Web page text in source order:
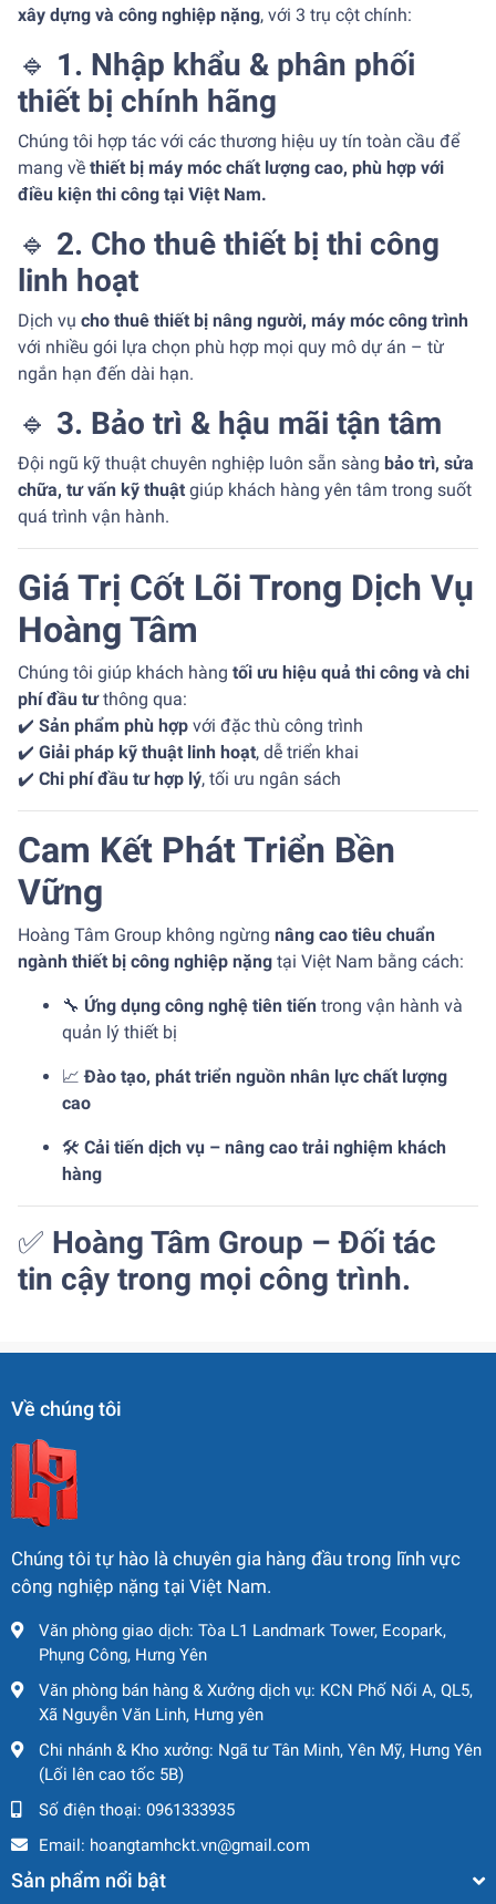
xây dựng và công nghiệp nặng, với 3 trụ cột chính:
🔹 1. Nhập khẩu & phân phối
thiết bị chính hãng
Chúng tôi hợp tác với các thương hiệu uy tín toàn cầu để
mang về thiết bị máy móc chất lượng cao, phù hợp với
điều kiện thi công tại Việt Nam.
🔹 2. Cho thuê thiết bị thi công
linh hoạt
Dịch vụ cho thuê thiết bị nâng người, máy móc công trình
với nhiều gói lựa chọn phù hợp mọi quy mô dự án – từ
ngắn hạn đến dài hạn.
🔹 3. Bảo trì & hậu mãi tận tâm
Đội ngũ kỹ thuật chuyên nghiệp luôn sẵn sàng bảo trì, sửa
chữa, tư vấn kỹ thuật giúp khách hàng yên tâm trong suốt
quá trình vận hành.
Giá Trị Cốt Lõi Trong Dịch Vụ
Hoàng Tâm
Chúng tôi giúp khách hàng tối ưu hiệu quả thi công và chi
phí đầu tưthông qua:
✔️ Sản phẩm phù hợp với đặc thù công trình
✔️ Giải pháp kỹ thuật linh hoạt, dễ triển khai
✔️ Chi phí đầu tư hợp lý, tối ưu ngân sách
Cam Kết Phát Triển Bền
Vững
Hoàng Tâm Group không ngừng nâng cao tiêu chuẩn
ngành thiết bị công nghiệp nặng tại Việt Nam bằng cách:
🔧 Ứng dụng công nghệ tiên tiến trong vận hành và
quản lý thiết bị
📈Đào tạo, phát triển nguồn nhân lực chất lượng
cao
🛠️ Cải tiến dịch vụ – nâng cao trải nghiệm khách
hàng
✅ Hoàng Tâm Group – Đối tác
tin cậy trong mọi công trình.
Về chúng tôi
Chúng tôi tự hào là chuyên gia hàng đầu trong lĩnh vực
công nghiệp nặng tại Việt Nam.
Văn phòng giao dịch: Tòa L1 Landmark Tower, Ecopark,
Phụng Công, Hưng Yên
Văn phòng bán hàng & Xưởng dịch vụ: KCN Phố Nối A, QL5,
Xã Nguyễn Văn Linh, Hưng yên
Chi nhánh & Kho xưởng: Ngã tư Tân Minh, Yên Mỹ, Hưng Yên
(Lối lên cao tốc 5B)
Số điện thoại: 0961333935
Email: hoangtamhckt.vn@gmail.com
Sản phẩm nổi bật